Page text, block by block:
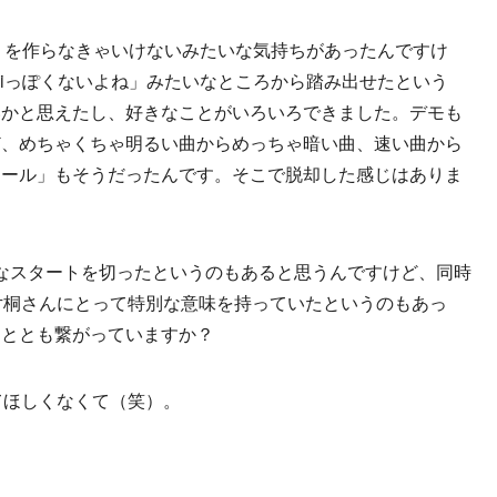
作らなきゃいけないみたいな気持ちがあったんですけ
ぽくないよね」みたいなところから踏み出せたという
と思えたし、好きなことがいろいろできました。デモも
めちゃくちゃ明るい曲からめっちゃ暗い曲、速い曲から
ル」もそうだったんです。そこで脱却した感じはありま
タートを切ったというのもあると思うんですけど、同時
さんにとって特別な意味を持っていたというのもあっ
とも繋がっていますか？
しくなくて（笑）。